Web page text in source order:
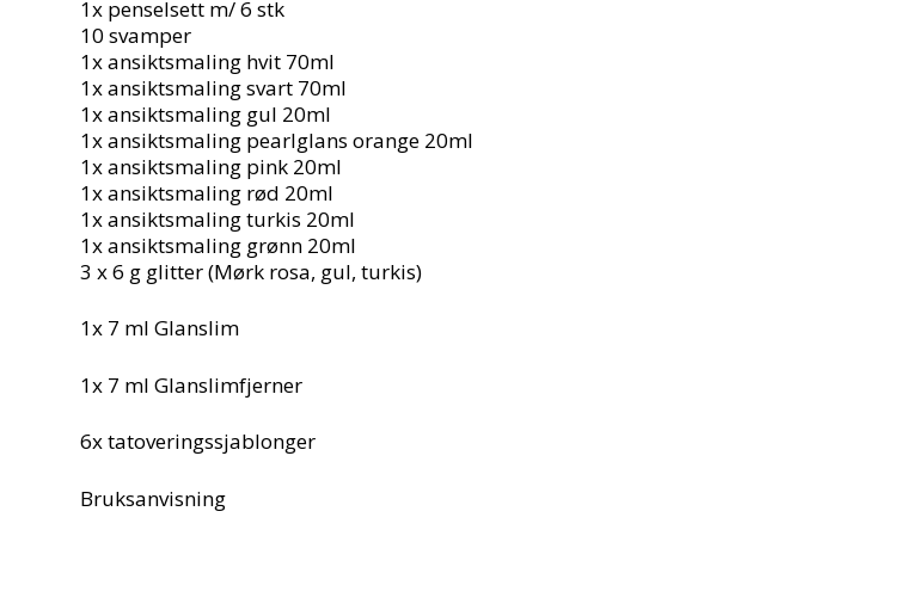
1x penselsett m/ 6 stk
10 svamper
1x ansiktsmaling hvit 70ml
1x ansiktsmaling svart 70ml
1x ansiktsmaling gul 20ml
1x ansiktsmaling pearlglans orange 20ml
1x ansiktsmaling pink 20ml
1x ansiktsmaling rød 20ml
1x ansiktsmaling turkis 20ml
1x ansiktsmaling grønn 20ml
3 x 6 g glitter (Mørk rosa, gul, turkis)
1x 7 ml Glanslim
1x 7 ml Glanslimfjerner
6x tatoveringssjablonger
Bruksanvisning